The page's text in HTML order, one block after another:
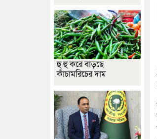
হু হু করে বাড়ছে
কাঁচামরিচের দাম